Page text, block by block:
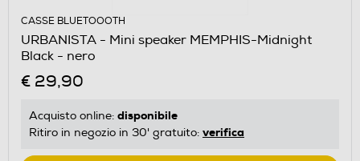
CASSE BLUETOOOTH
URBANISTA - Mini speaker MEMPHIS-Midnight
Black - nero
€ 29,90
Acquisto online: disponibile
Ritiro in negozio in 30' gratuito: verifica